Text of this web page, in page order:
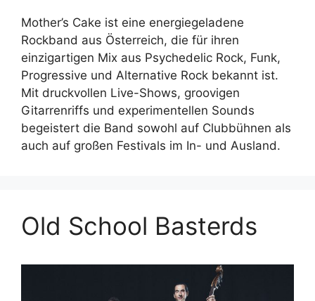
Mother’s Cake ist eine energiegeladene
Rockband aus Österreich, die für ihren
einzigartigen Mix aus Psychedelic Rock, Funk,
Progressive und Alternative Rock bekannt ist.
Mit druckvollen Live-Shows, groovigen
Gitarrenriffs und experimentellen Sounds
begeistert die Band sowohl auf Clubbühnen als
auch auf großen Festivals im In- und Ausland.
Old School Basterds